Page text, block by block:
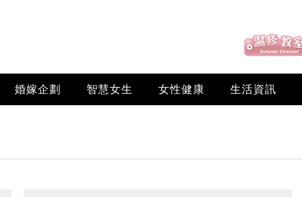
婚嫁企劃 智慧女生 女性健康 生活資訊